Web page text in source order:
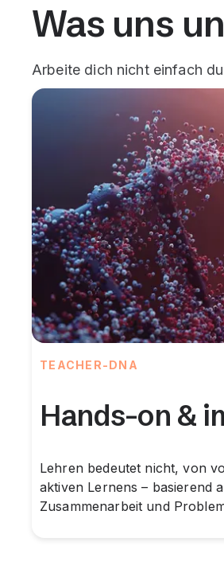
Was uns
Arbeite dich nicht einfach
TEACHER-DNA
Hands-on &
Lehren bedeutet nicht, von
aktiven Lernens – basierend
Zusammenarbeit und